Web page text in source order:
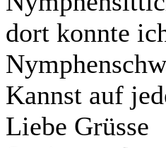
dort konnte
Kannst auf
Liebe Grüsse